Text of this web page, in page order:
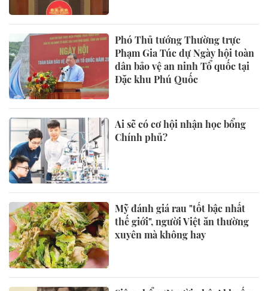
Phó Thủ tướng Thường trực
Phạm Gia Túc dự Ngày hội toàn
dân bảo vệ an ninh Tổ quốc tại
Đặc khu Phú Quốc
Ai sẽ có cơ hội nhận học bổng
Chính phủ?
Mỹ đánh giá rau "tốt bậc nhất
thế giới", người Việt ăn thường
xuyên mà không hay